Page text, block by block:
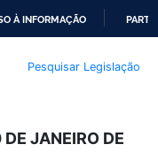
À INFORMAÇÃO
Pesquisar Legislação
JANEIRO DE